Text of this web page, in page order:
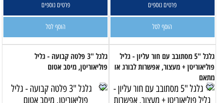
פרטים נוספים
הוסף לסל
פרטים נוספים
הוסף לסל
גלגל "5 מסתובב עם חור עליון - גליל
פוליאוריטן + מעצור, אפשרות לבורג או
מתאם
גלגל "3 פלטה קבועה - גליל
פוליאוריטן, מיסב אטום